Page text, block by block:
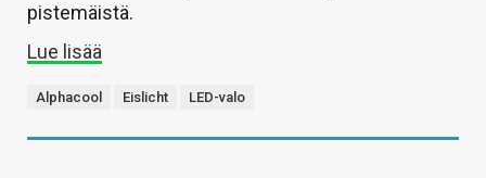
pistemäistä.
Lue lisää
Alphacool Eislicht LED-valo